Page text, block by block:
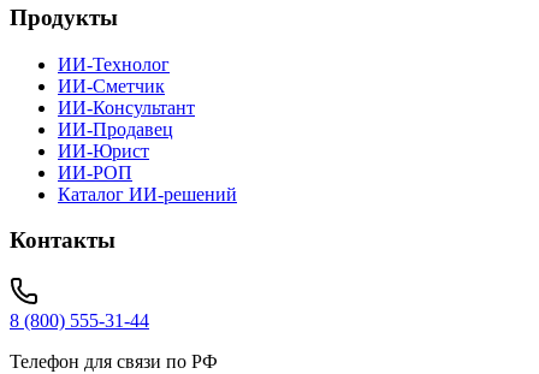
Продукты
ИИ-Технолог
ИИ-Сметчик
ИИ-Консультант
ИИ-Продавец
ИИ-Юрист
ИИ-РОП
Каталог ИИ-решений
Контакты
8 (800) 555-31-44
Телефон для связи по РФ